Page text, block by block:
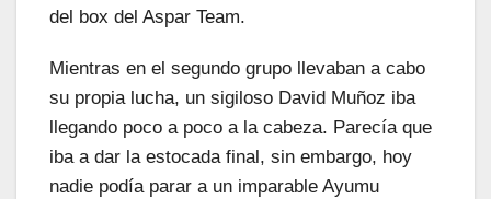
del box del Aspar Team.
Mientras en el segundo grupo llevaban a cabo
su propia lucha, un sigiloso David Muñoz iba
llegando poco a poco a la cabeza. Parecía que
iba a dar la estocada final, sin embargo, hoy
nadie podía parar a un imparable Ayumu